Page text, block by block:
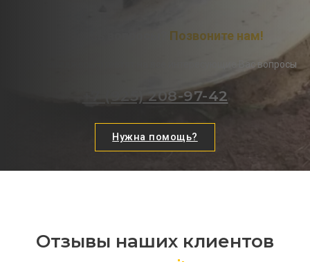
Позвоните нам!
Наши менеджеры ответят на все интересующие Вас вопросы
+7 (925) 208-97-42
Нужна помощь?
Отзывы наших клиентов